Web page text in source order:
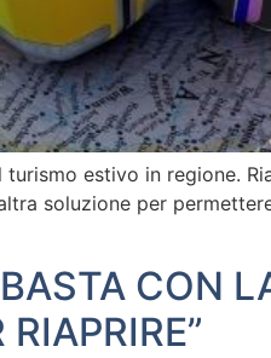
estivo in regione.
soluzione per
CON